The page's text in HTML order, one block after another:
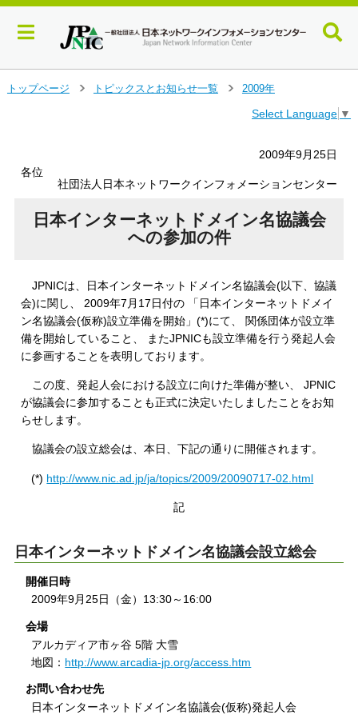
トップページ
トピックスとお知らせ一覧
2009年
Select Language ▼
2009年9月25日
各位
社団法人日本ネットワークインフォメーションセンター
日本インターネットドメイン名協議会
への参加の件
JPNICは、日本インターネットドメイン名協議会(以下、協議
会)に関し、 2009年7月17日付の 「日本インターネットドメイ
ン名協議会(仮称)設立準備を開始」(*)にて、 関係団体が設立準
備を開始していること、 またJPNICも設立準備を行う発起人会
に参画することを表明しております。
この度、発起人会における設立に向けた準備が整い、 JPNIC
が協議会に参加することも正式に決定いたしましたことをお知
らせします。
協議会の設立総会は、本日、下記の通りに開催されます。
(*) http://www.nic.ad.jp/ja/topics/2009/20090717-02.html
記
日本インターネットドメイン名協議会設立総会
開催日時
2009年9月25日（金）13:30～16:00
会場
アルカディア市ヶ谷 5階 大雪
地図： http://www.arcadia-jp.org/access.htm
お問い合わせ先
日本インターネットドメイン名協議会(仮称)発起人会